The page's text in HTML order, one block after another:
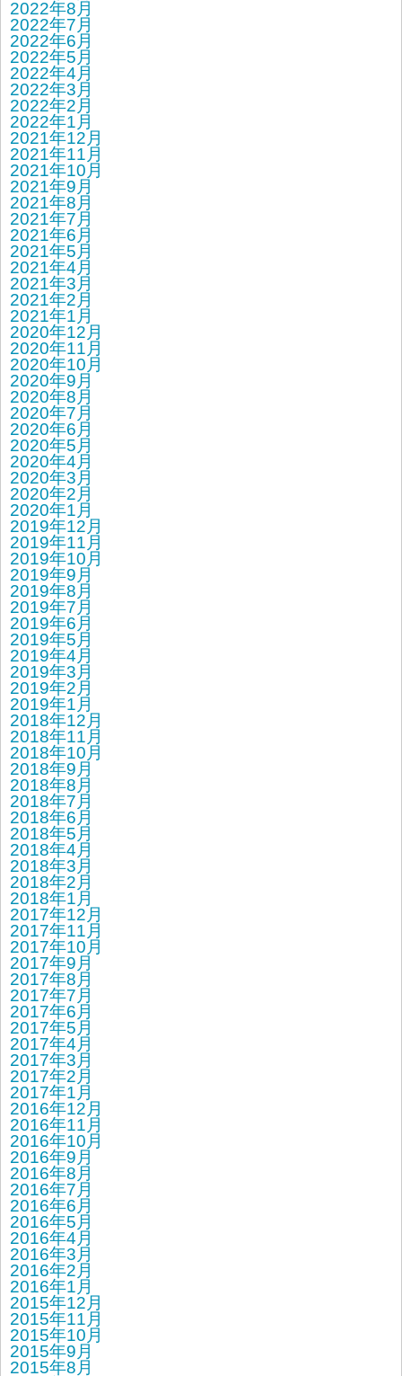
2022年8月
2022年7月
2022年6月
2022年5月
2022年4月
2022年3月
2022年2月
2022年1月
2021年12月
2021年11月
2021年10月
2021年9月
2021年8月
2021年7月
2021年6月
2021年5月
2021年4月
2021年3月
2021年2月
2021年1月
2020年12月
2020年11月
2020年10月
2020年9月
2020年8月
2020年7月
2020年6月
2020年5月
2020年4月
2020年3月
2020年2月
2020年1月
2019年12月
2019年11月
2019年10月
2019年9月
2019年8月
2019年7月
2019年6月
2019年5月
2019年4月
2019年3月
2019年2月
2019年1月
2018年12月
2018年11月
2018年10月
2018年9月
2018年8月
2018年7月
2018年6月
2018年5月
2018年4月
2018年3月
2018年2月
2018年1月
2017年12月
2017年11月
2017年10月
2017年9月
2017年8月
2017年7月
2017年6月
2017年5月
2017年4月
2017年3月
2017年2月
2017年1月
2016年12月
2016年11月
2016年10月
2016年9月
2016年8月
2016年7月
2016年6月
2016年5月
2016年4月
2016年3月
2016年2月
2016年1月
2015年12月
2015年11月
2015年10月
2015年9月
2015年8月